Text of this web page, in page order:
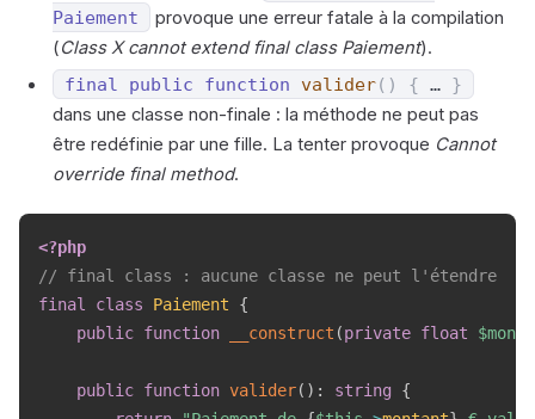
Paiement
provoque une erreur fatale à la compilation
(Class X cannot extend final class Paiement).
final public function valider( ) { … }
dans une classe non-finale : la méthode ne peut pas
être redéfinie par une fille. La tenter provoque Cannot
override final method.
<?php
// final class : aucune classe ne peut l'étendre
final
class Paiement
{
public function __construct (private float
public function valider( ) : string
{